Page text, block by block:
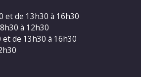
et de 13h30 à 16h30
à 12h30
et de 13h30 à 16h30